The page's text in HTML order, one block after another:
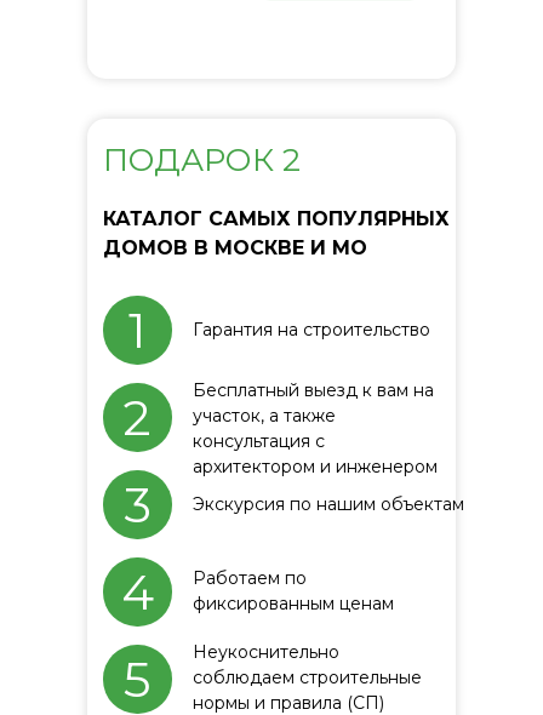
КАТАЛОГ САМЫХ ПОПУЛЯРНЫХ
ДОМОВ В МОСКВЕ И МО
ПОДАРОК 2
Гарантия на строительство
1
Бесплатный выезд к вам на
участок, а также
консультация с
архитектором и инженером
2
Экскурсия по нашим объектам
3
Работаем по
фиксированным ценам
4
Неукоснительно
соблюдаем строительные
нормы и правила (СП)
5